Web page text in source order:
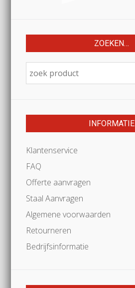
ZOEKEN…
INFORMATIE
Klantenservice
FAQ
Offerte aanvragen
Staal Aanvragen
Algemene voorwaarden
Retourneren
Bedrijfsinformatie